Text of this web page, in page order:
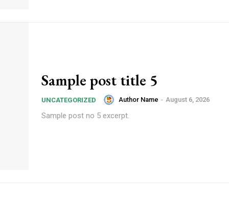
Sample post title 5
UNCATEGORIZED Author Name - August 6, 2026
Sample post no 5 excerpt.